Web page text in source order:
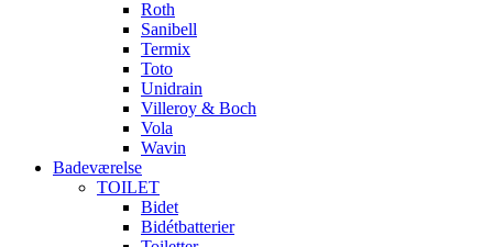
Roth
Sanibell
Termix
Toto
Unidrain
Villeroy & Boch
Vola
Wavin
Badeværelse
TOILET
Bidet
Bidétbatterier